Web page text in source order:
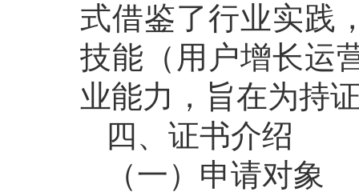
式借鉴了行业实践
技能（用户增长运
业能力，旨在为持
四、证书介绍
（一）申请对象